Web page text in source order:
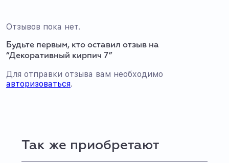
Отзывов пока нет.
Будьте первым, кто оставил отзыв на
“Декоративный кирпич 7”
Для отправки отзыва вам необходимо
авторизоваться.
Так же приобретают